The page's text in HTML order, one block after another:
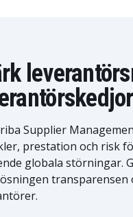
Supplier
prestation och risk
globala störningar.
transparensen